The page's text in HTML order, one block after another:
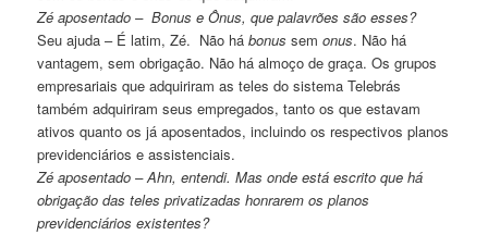
Zé aposentado – Bonus e Ônus, que palavrões são esses?
Seu ajuda – É latim, Zé. Não hábonus semonus. Não há
vantagem, sem obrigação. Não há almoço de graça. Os grupos
empresariais que adquiriram as teles do sistema Telebrás
também adquiriram seus empregados, tanto os que estavam
ativos quanto os já aposentados, incluindo os respectivos planos
previdenciários e assistenciais.
Zé aposentado – Ahn, entendi. Mas onde está escrito que há
obrigação das teles privatizadas honrarem os planos
previdenciários existentes?